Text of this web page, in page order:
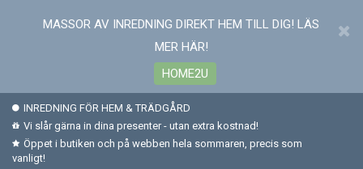
MASSOR AV INREDNING DIREKT HEM TILL DIG! LÄS
MER HÄR!
HOME2U
INREDNING FÖR HEM & TRÄDGÅRD
Vi slår gärna in dina presenter - utan extra kostnad!
Öppet i butiken och på webben hela sommaren, precis som
vanligt!